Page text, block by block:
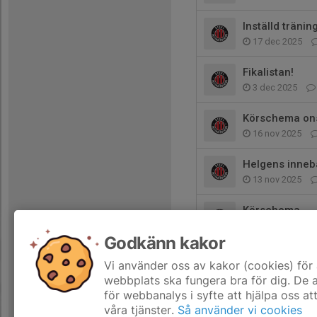
Inställd
17 dec 2025
Fikalistan!
3 dec 2025
Körschema
16 nov 2025
Helgens
13 nov 2025
Körschema
5 nov 2025
Godkänn kakor
Vi använder oss av kakor (cookies)
webbplats ska fungera bra för dig. De
för webbanalys i syfte att hjälpa oss
våra tjänster. Så använder vi cookies